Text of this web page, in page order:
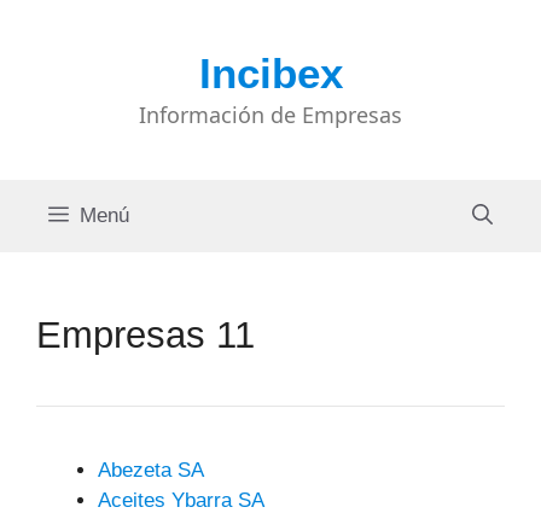
Incibex
Información de Empresas
Menú
Empresas 11
Abezeta SA
Aceites Ybarra SA